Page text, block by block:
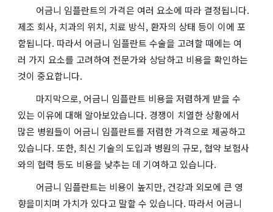
어금니 임플란트의 가격은 여러 요소에 따라 결정됩니다.
제조 회사, 치과의 위치, 치료 방식, 환자의 상태 등이 이에 포
함됩니다. 따라서 어금니 임플란트 수술을 고려할 때에는 여
러 가지 요소를 고려하여 전문가와 상담하고 비용을 확인하는
것이 중요합니다.
마지막으로, 어금니 임플란트 비용을 저렴하게 받을 수
있는 이유에 대해 알아보았습니다. 경쟁이 치열한 상황에서
많은 병원들이 어금니 임플란트를 저렴한 가격으로 제공하고
있습니다. 또한, 최신 기술의 도입과 병원의 규모, 협약 보험사
와의 협력 등도 비용을 낮추는 데 기여하고 있습니다.
어금니 임플란트는 비용이 높지만, 건강과 외모에 큰 영
향을미치며 가치가 있다고 말할 수 있습니다. 따라서 어금니